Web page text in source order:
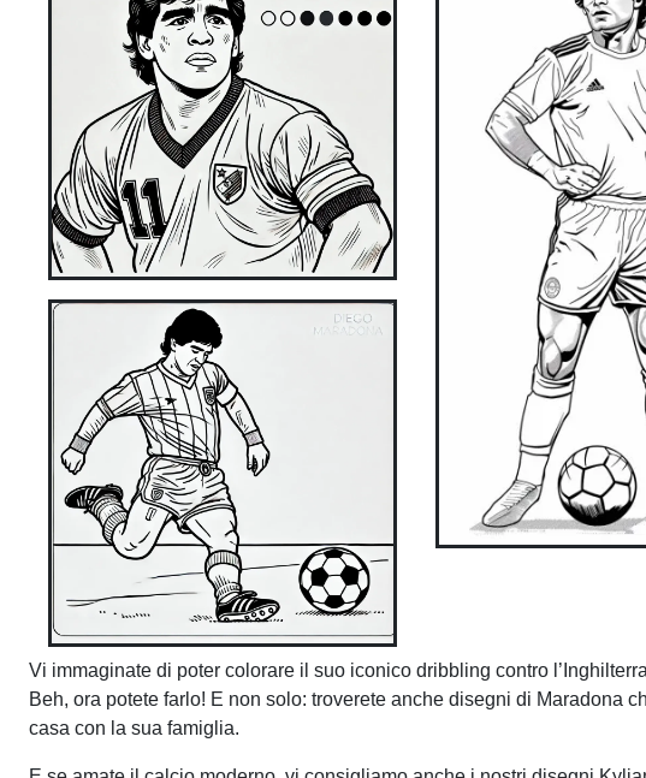
Vi immaginate di poter colorare il suo iconico dribbling contro
Beh, ora potete farlo! E non solo: troverete anche disegni di Maradona
casa con la sua famiglia.